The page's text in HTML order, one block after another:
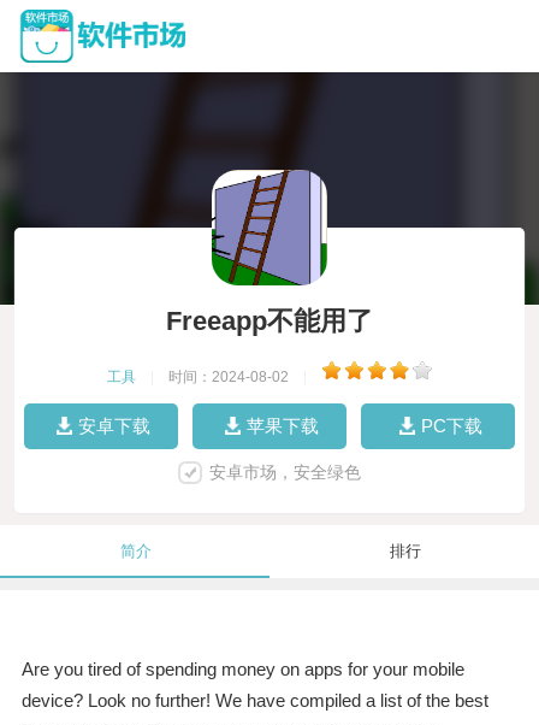
Freeapp不能用了
工具 时间：2024-08-02
安卓下载 苹果下载 PC下载
安卓市场，安全绿色
简介 排行
Are you tired of spending money on apps for your mobile
device? Look no further! We have compiled a list of the best